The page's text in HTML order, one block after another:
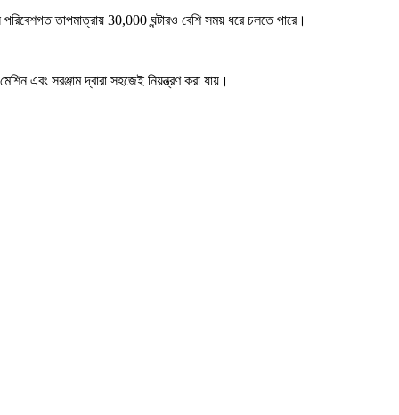
তাপমাত্রায় 30,000 ঘন্টারও বেশি সময় ধরে চলতে পারে।
এবং সরঞ্জাম দ্বারা সহজেই নিয়ন্ত্রণ করা যায়।